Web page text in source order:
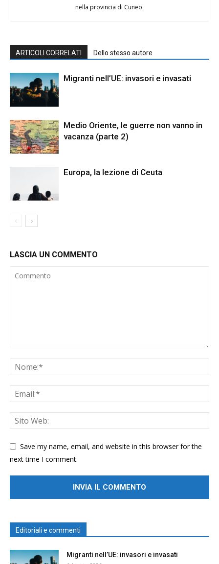
nella provincia di Cuneo.
ARTICOLI CORRELATI Dello stesso autore
Migranti nell’UE: invasori e invasati
Medio Oriente, le guerre non vanno in
vacanza (parte 2)
Europa, la lezione di Ceuta
LASCIA UN COMMENTO
Save my name, email, and website in this browser for the
next time I comment.
Editoriali e commenti
Migranti nell’UE: invasori e invasati